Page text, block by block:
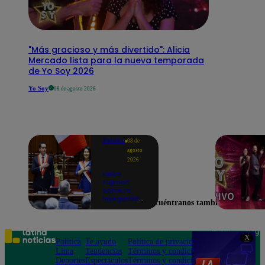
X
"Más gracioso y más divertido": Alicia
Mercado lista para la nueva temporada
de Yo Soy 2026
Yo Soy 08 de agosto 2026
Política 08 de
agosto
2026
Keiko
Fujimori
sobre la
inseguridad:
que los
delincuentes
terminen en
prisión”
Encuéntranos también en
Política
Lima
Deportes
Te ayudo
Tendencias
Espectáculos
Política de privacidad
Términos y condiciones
Términos y condiciones
Teléfono: 219
Av. San
Felipe 968